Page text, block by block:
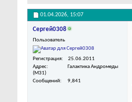
01.04.2026, 15:07
Сергей0308
Пользователь
Регистрация
25.06.2011
Адрес
Галактика Андромеды
(M31)
Сообщений
9,841